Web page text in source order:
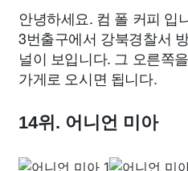
안녕하세요. 컴 폴 커피 입
3번출구에서 강북경찰서
널이 보입니다. 그 오른쪽
가게로 오시면 됩니다.
14위. 어니언 미아